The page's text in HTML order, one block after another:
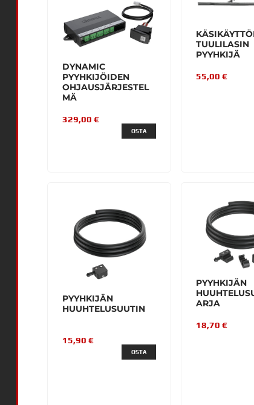
DYNAMIC
PYYHKIJÖIDEN
OHJAUSJÄRJESTEL
MÄ
329,00 €
OSTA
TUULILASIN
PYYHKIJÄ
55,00 €
PYYHKIJÄN
HUUHTELUSUUTIN
15,90 €
OSTA
PYYHKIJÄN
ARJA
18,70 €